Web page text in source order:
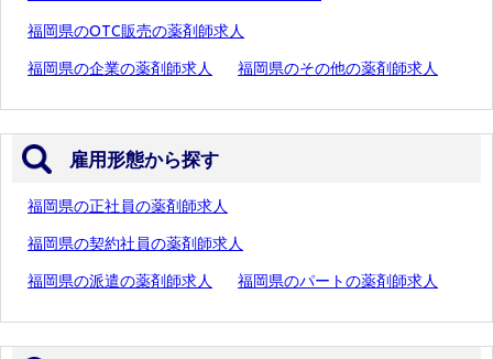
福岡県のOTC販売の薬剤師求人
福岡県の企業の薬剤師求人 福岡県のその他の薬剤師求人
雇用形態から探す
福岡県の正社員の薬剤師求人
福岡県の契約社員の薬剤師求人
福岡県の派遣の薬剤師求人 福岡県のパートの薬剤師求人